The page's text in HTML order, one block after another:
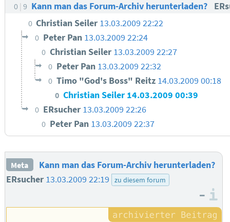
0 9 Kann man das Forum-Archiv herunterladen?
0 Christian Seiler 13.03.2009 22:22
0 Peter Pan 13.03.2009 22:24
0 Christian Seiler 13.03.2009 22:27
0 Peter Pan 13.03.2009 22:32
0 Timo "God's Boss" Reitz 14.03.2009 00:18
0 Christian Seiler 14.03.2009 00:39
0 ERsucher 13.03.2009 22:26
0 Peter Pan 13.03.2009 22:37
Meta
Kann man das Forum-Archiv herunterladen?
ERsucher 13.03.2009 22:19 zu diesem forum
–